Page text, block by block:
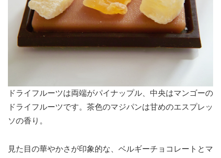
ドライフルーツは両端がパイナップル、中央はマンゴーの
ドライフルーツです。茶色のマジパンは甘めのエスプレッ
ソの香り。
見た目の華やかさが印象的な、ベルギーチョコレートとマ